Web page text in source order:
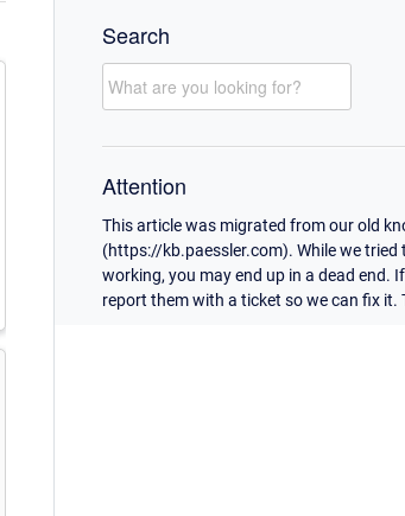
Search
Attention
This article was migrated from our old
(https://kb.paessler.com). While we tried
working, you may end up in a dead end.
report them with a ticket so we can fix it.